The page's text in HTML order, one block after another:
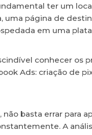
ter um
uma página de
em uma
conhecer os
Ads: criação de
basta errar para
A